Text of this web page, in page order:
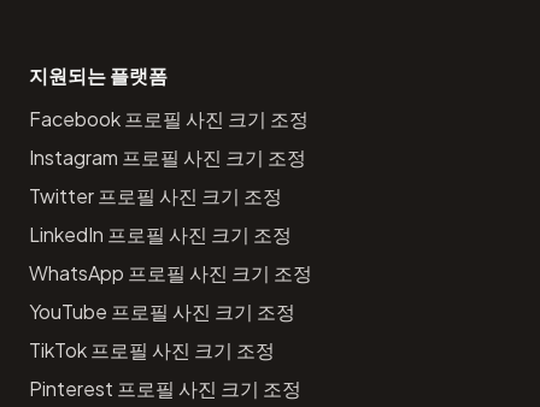
지원되는 플랫폼
Facebook 프로필 사진 크기 조정
Instagram 프로필 사진 크기 조정
Twitter 프로필 사진 크기 조정
LinkedIn 프로필 사진 크기 조정
WhatsApp 프로필 사진 크기 조정
YouTube 프로필 사진 크기 조정
TikTok 프로필 사진 크기 조정
Pinterest 프로필 사진 크기 조정